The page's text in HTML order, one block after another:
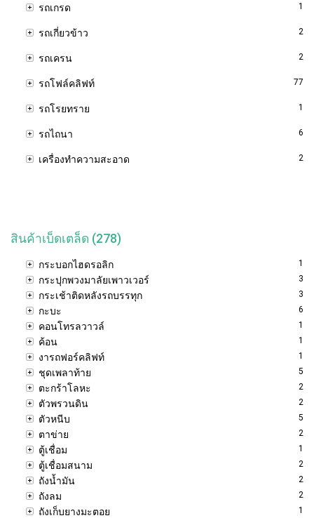
รถเกรด 1
รถเกี่ยวข้าว 2
รถเครน 2
รถโฟล์คลิฟท์ 77
รถโรยทราย 1
รถไถนา 6
เครื่องทำความสะอาด 2
สินค้าเบ็ดเตล็ด (278)
กระบอกไฮดรอลิก 1
กระปุกพวงมาลัยเพาวเวอร์ 3
กระเช้าติดหลังรถบรรทุก 3
กะบะ 6
คอนโทรลวาวล์ 1
ค้อน 1
งารถฟอร์คลิฟท์ 1
ชุดเพลาท้าย 5
ตะกร้าโลหะ 2
ตัวพรวนดิน 2
ตัวหนีบ 5
ตาข่าย 2
ตู้เชื่อม 1
ตู้เชื่อมสนาม 2
ถังน้ำมัน 2
ถังลม 2
ถังเก็บยางมะตอย 1